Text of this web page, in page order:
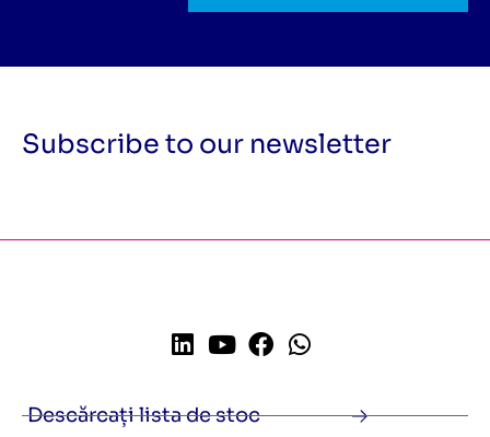
Subscribe to our newsletter
Descărcați lista de stoc